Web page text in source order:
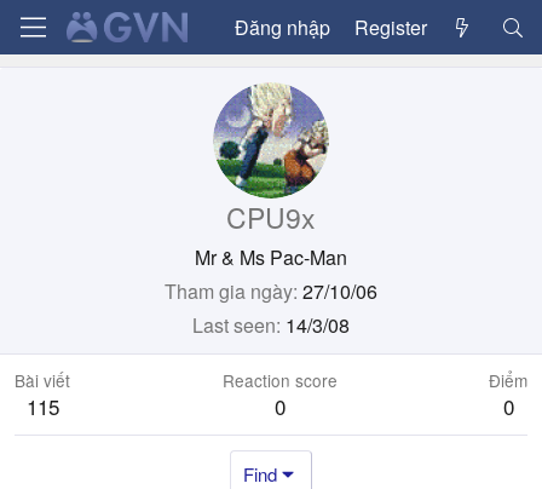
Đăng nhập Register
CPU9x
Mr & Ms Pac-Man
Tham gia ngày 27/10/06
Last seen 14/3/08
Bài viết
115
Reaction score
0
Điểm
0
Find